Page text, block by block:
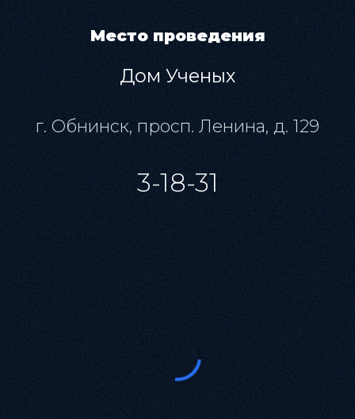
Место проведения
Дом Ученых
г. Обнинск, просп. Ленина, д. 129
3-18-31